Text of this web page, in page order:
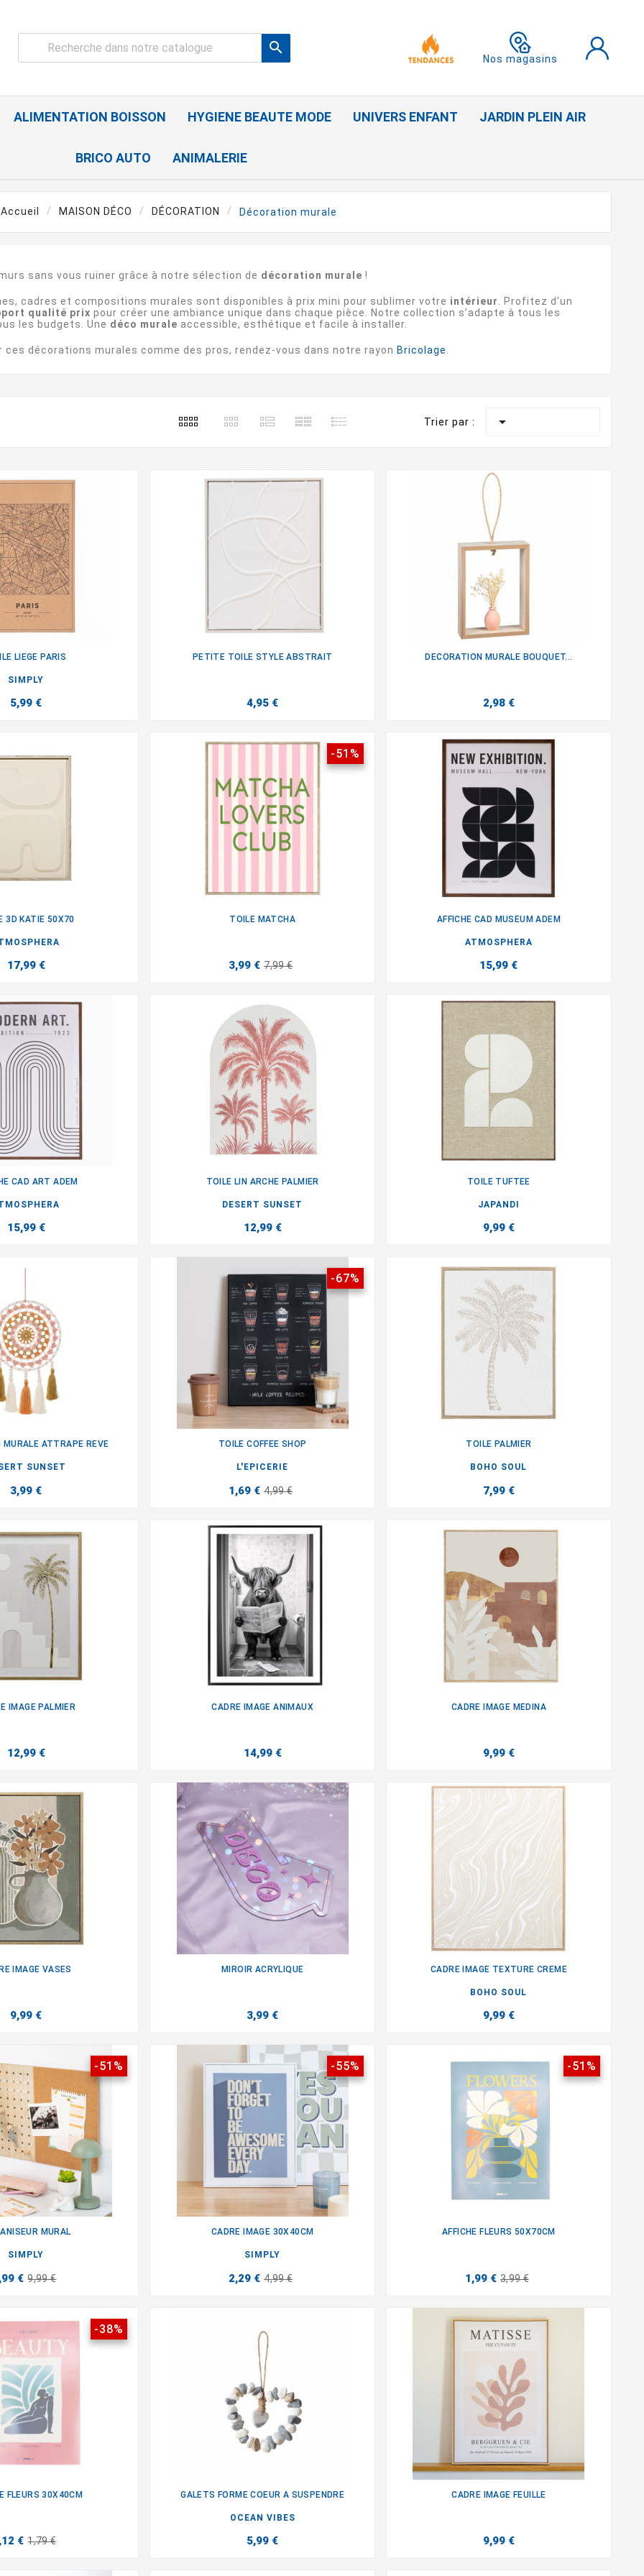

Nos magasins
ALIMENTATION BOISSON HYGIENE BEAUTE MODE UNIVERS ENFANT JARDIN PLEIN AIR
BRICO AUTO ANIMALERIE
Accueil MAISON DÉCO DÉCORATION Décoration murale
sans vous ruiner grâce à notre sélection de décoration murale !
cadres et compositions murales sont disponibles à prix mini pour sublimer votre intérieur
. Profitez d’un
qualité prix pour créer une ambiance unique dans chaque pièce. Notre collection s’adapte à tous les
les budgets. Une déco murale accessible, esthétique et facile à installer.
ces décorations murales comme des pros, rendez-vous dans notre rayonBricolage
Trier par : 
LIEGE PARIS
SIMPLY
5,99 €
PETITE TOILE STYLE ABSTRAIT
4,95 €
DECORATION MURALE BOUQUET...
2,98 €
3D KATIE 50X70
17,99 €
-51%
TOILE MATCHA
3,99 € 7,99 €
AFFICHE CAD MUSEUM ADEM
ATMOSPHERA
15,99 €
CAD ART ADEM
15,99 €
TOILE LIN ARCHE PALMIER
DESERT SUNSET
12,99 €
TOILE TUFTEE
JAPANDI
9,99 €
MURALE ATTRAPE REVE
SUNSET
3,99 €
-67%
TOILE COFFEE SHOP
L'EPICERIE
1,69 € 4,99 €
TOILE PALMIER
BOHO SOUL
7,99 €
IMAGE PALMIER
12,99 €
CADRE IMAGE ANIMAUX
14,99 €
CADRE IMAGE MEDINA
9,99 €
IMAGE VASES
9,99 €
MIROIR ACRYLIQUE
3,99 €
CADRE IMAGE TEXTURE CREME
BOHO SOUL
9,99 €
-51%
MURAL
SIMPLY
€ 9,99 €
-55%
CADRE IMAGE 30X40CM
SIMPLY
2,29 € 4,99 €
-51%
AFFICHE FLEURS 50X70CM
1,99 € 3,99 €
-38%
FLEURS 30X40CM
€ 1,79 €
GALETS FORME COEUR A SUSPENDRE
OCEAN VIBES
5,99 €
CADRE IMAGE FEUILLE
9,99 €